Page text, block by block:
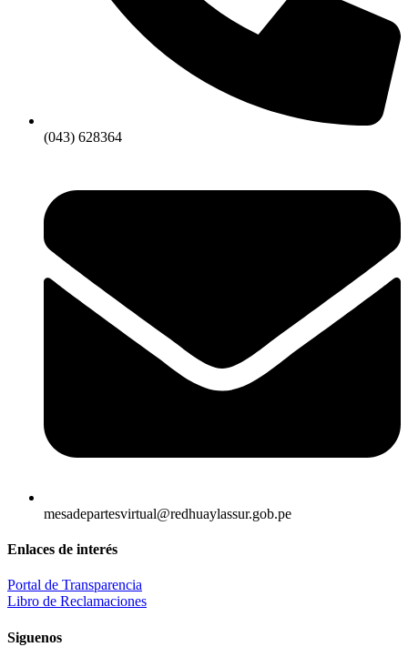
(043) 628364
mesadepartesvirtual@redhuaylassur.gob.pe
Enlaces de interés
Portal de Transparencia
Libro de Reclamaciones
Siguenos